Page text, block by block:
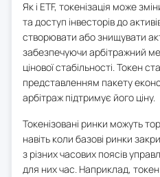
Як і ETF, токенізація може
та доступ інвесторів до
створювати або знищувати
забезпечуючи арбітражний
цінової стабільності. Токен
представленням пакету
арбітраж підтримує його ціну.
Токенізовані ринки можуть
навіть коли базові ринки
з різних часових поясів
для них час. Наприклад,